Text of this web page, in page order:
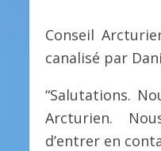
Conseil
canalisé par
“Salutations.
Arcturien.
d’entrer en